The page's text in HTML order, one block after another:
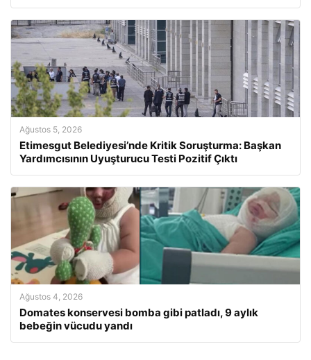
Ağustos 5, 2026
Etimesgut Belediyesi’nde Kritik Soruşturma: Başkan
Yardımcısının Uyuşturucu Testi Pozitif Çıktı
Ağustos 4, 2026
Domates konservesi bomba gibi patladı, 9 aylık
bebeğin vücudu yandı